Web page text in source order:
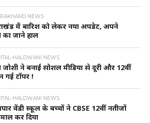
NEWS
में बारिश को लेकर नया अपडेट, अपने
का जाने हाल
HALDWANI NEWS
जोशी ने बनाई सोशल मीडिया से दूरी और 12वीं
गई टॉपर !
HALDWANI NEWS
वेंडी स्कूल के बच्चों ने CBSE 12वीं नतीजों
कर दिया